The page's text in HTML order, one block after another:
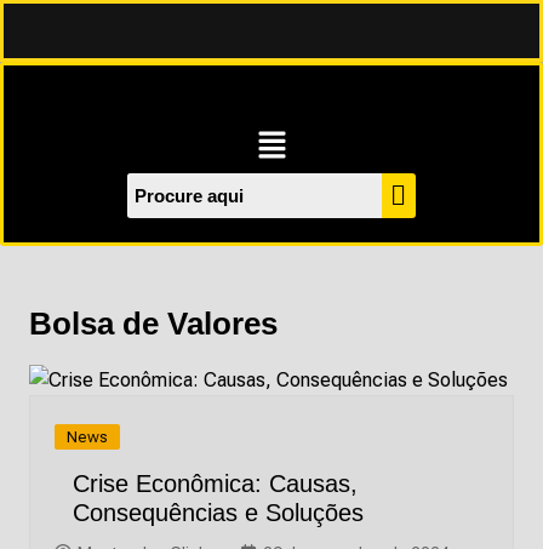
Bolsa de Valores
News
Crise Econômica: Causas,
Consequências e Soluções